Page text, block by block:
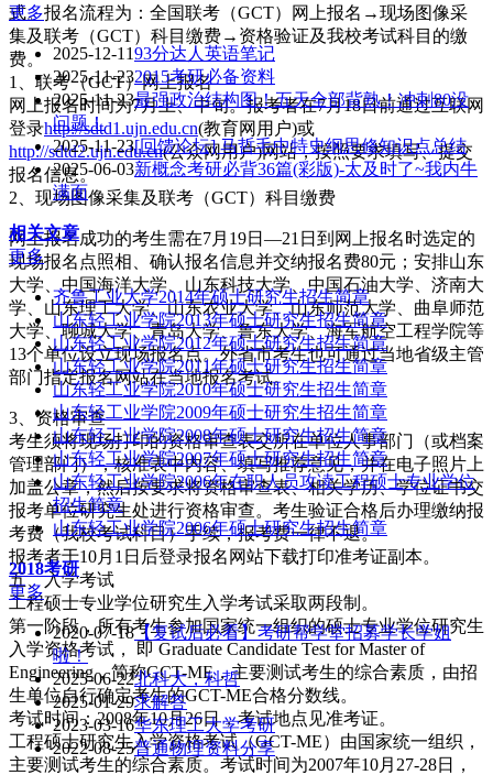
式。报名流程为：全国联考（GCT）网上报名→现场图像采
集及联考（GCT）科目缴费→资格验证及我校考试科目的缴
费。
1、联考（GCT）网上报名
网上报名时间为7月上、中旬。报考者在7月18日前通过互联网
登录http://sdtd1.ujn.edu.cn(教育网用户)或
http://sdtd2.ujn.edu.cn(公众网用户)网站，按照要求填写、提交
报名信息。
2、现场图像采集及联考（GCT）科目缴费
网上报名成功的考生需在7月19日—21日到网上报名时选定的
现场报名点照相、确认报名信息并交纳报名费80元；安排山东
大学、中国海洋大学、山东科技大学、中国石油大学、济南大
学、山东理工大学、山东农业大学、山东师范大学、曲阜师范
大学、聊城大学、青岛大学、鲁东大学、海军航空工程学院等
13个单位设立现场报名点。外省市考生也可通过当地省级主管
部门指定报名网站在当地报名考试。
3、资格审查
考生须将现场打印的资格审查表交所在单位人事部门（或档案
管理部门），核准表中内容、填写推荐意见，并在电子照片上
加盖公章，然后按要求将资格审查表、相关学历、学位证书交
报考单位研究生处进行资格审查。考生验证合格后办理缴纳报
考费（我校考试科目）手续，报考费一律不退。
报考者于10月1日后登录报名网站下载打印准考证副本。
五、入学考试
工程硕士专业学位研究生入学考试采取两段制。
第一阶段，所有考生参加国家统一组织的硕士专业学位研究生
入学资格考试， 即 Graduate Candidate Test for Master of
Engineering，简称GCT-ME，主要测试考生的综合素质，由招
生单位自行确定考生的GCT-ME合格分数线。
考试时间：2008年10月26日，考试地点见准考证。
工程硕士研究生入学资格考试（GCT-ME）由国家统一组织，
主要测试考生的综合素质。考试时间为2007年10月27-28日，
更多
2025-12-1193分达人英语笔记
2025-11-232015考研必备资料
2025-11-23最强政治结构图！五天全部背熟！冲刺80没
问题！
2025-11-23[回馈论坛] 马哲毛中特史纲思修知识点总结
2025-06-03新概念考研必背36篇(彩版)-太及时了~我内牛
满面
相关文章
更多
齐鲁工业大学2014年硕士研究生招生简章
山东轻工业学院2013年硕士研究生招生简章
山东轻工业学院2012年硕士研究生招生简章
山东轻工业学院2011年硕士研究生招生简章
山东轻工业学院2010年硕士研究生招生简章
山东轻工业学院2009年硕士研究生招生简章
山东轻工业学院2008年硕士研究生招生简章
山东轻工业学院2007年硕士研究生招生简章
山东轻工业学院2006年在职人员攻读工程硕士专业学位
招生简章
山东轻工业学院2006年硕士研究生招生简章
2018考研
更多
2020-07-18【复试后必看】考研帮学堂招募学长学姐
啦！
2025-06-22北科大，科哲
2025-01-29求解答
2023-03-16华东理工大学考研
2022-08-25普通物理资料分享